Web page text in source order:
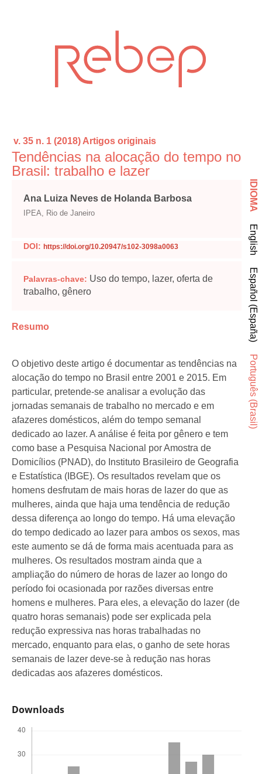
v. 35 n. 1 (2018) Artigos originais
Tendências na alocação do tempo no
Brasil: trabalho e lazer
Ana Luiza Neves de Holanda Barbosa
IPEA, Rio de Janeiro
DOI: https://doi.org/10.20947/s102-3098a0063
Palavras-chave: Uso do tempo, lazer, oferta de
trabalho, gênero
Resumo
O objetivo deste artigo é documentar as tendências na
alocação do tempo no Brasil entre 2001 e 2015. Em
particular, pretende-se analisar a evolução das
jornadas semanais de trabalho no mercado e em
afazeres domésticos, além do tempo semanal
dedicado ao lazer. A análise é feita por gênero e tem
como base a Pesquisa Nacional por Amostra de
Domicílios (PNAD), do Instituto Brasileiro de Geografia
e Estatística (IBGE). Os resultados revelam que os
homens desfrutam de mais horas de lazer do que as
mulheres, ainda que haja uma tendência de redução
dessa diferença ao longo do tempo. Há uma elevação
do tempo dedicado ao lazer para ambos os sexos, mas
este aumento se dá de forma mais acentuada para as
mulheres. Os resultados mostram ainda que a
ampliação do número de horas de lazer ao longo do
período foi ocasionada por razões diversas entre
homens e mulheres. Para eles, a elevação do lazer (de
quatro horas semanais) pode ser explicada pela
redução expressiva nas horas trabalhadas no
mercado, enquanto para elas, o ganho de sete horas
semanais de lazer deve-se à redução nas horas
dedicadas aos afazeres domésticos.
Downloads
IDIOMA
English
Español (España)
Português (Brasil)